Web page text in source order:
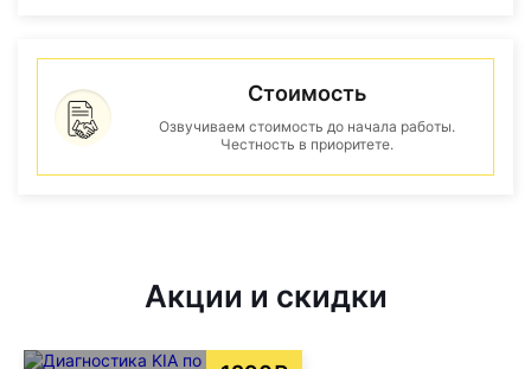
Стоимость
Озвучиваем стоимость до начала работы.
Честность в приоритете.
Акции и скидки